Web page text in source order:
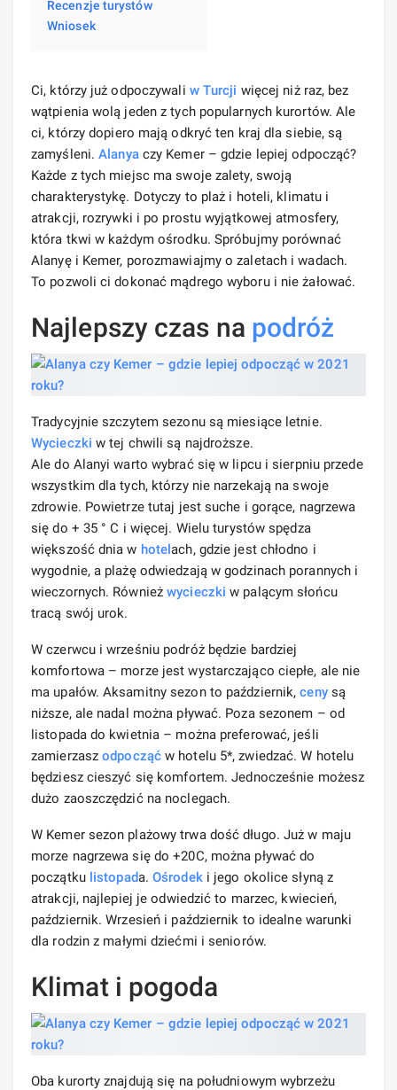
Recenzje turystów
Wniosek
Ci, którzy już odpoczywali w Turcji więcej niż raz, bez
wątpienia wolą jeden z tych popularnych kurortów. Ale
ci, którzy dopiero mają odkryć ten kraj dla siebie, są
zamyśleni.Alanyaczy Kemer – gdzie lepiej odpocząć?
Każde z tych miejsc ma swoje zalety, swoją
charakterystykę. Dotyczy to plaż i hoteli, klimatu i
atrakcji, rozrywki i po prostu wyjątkowej atmosfery,
która tkwi w każdym ośrodku. Spróbujmy porównać
Alanyę i Kemer, porozmawiajmy o zaletach i wadach.
To pozwoli ci dokonać mądrego wyboru i nie żałować.
Najlepszy czas na podróż
Tradycyjnie szczytem sezonu są miesiące letnie.
Wycieczki w tej chwili są najdroższe.
Ale do Alanyi warto wybrać się w lipcu i sierpniu przede
wszystkim dla tych, którzy nie narzekają na swoje
zdrowie. Powietrze tutaj jest suche i gorące, nagrzewa
się do + 35 ° C i więcej. Wielu turystów spędza
większość dnia w hotelach, gdzie jest chłodno i
wygodnie, a plażę odwiedzają w godzinach porannych i
wieczornych. Równieżwycieczki w palącym słońcu
tracą swój urok.
W czerwcu i wrześniu podróż będzie bardziej
komfortowa – morze jest wystarczająco ciepłe, ale nie
ma upałów. Aksamitny sezon to październik,cenysą
niższe, ale nadal można pływać. Poza sezonem – od
listopada do kwietnia – można preferować, jeśli
zamierzaszodpocząćw hotelu 5*, zwiedzać. W hotelu
będziesz cieszyć się komfortem. Jednocześnie możesz
dużo zaoszczędzić na noclegach.
W Kemer sezon plażowy trwa dość długo. Już w maju
morze nagrzewa się do +20C, można pływać do
początku listopada.Ośrodeki jego okolice słyną z
atrakcji, najlepiej je odwiedzić to marzec, kwiecień,
październik. Wrzesień i październik to idealne warunki
dla rodzin z małymi dziećmi i seniorów.
Klimat i pogoda
Oba kurorty znajdują się na południowym wybrzeżu